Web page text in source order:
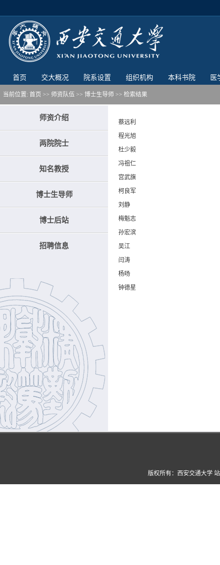
首页 交大概况 院系设置 组织机构 本科书院 医
当前位置: 首页 >> 师资队伍 >> 博士生导师 >> 检索结果
师资介绍
两院院士
知名教授
博士生导师
博士后站
招聘信息
蔡远利
程光旭
杜少毅
冯祖仁
宫武旗
柯良军
刘静
梅魁志
孙宏滨
吴江
闫涛
杨旸
钟德星
版权所有：西安交通大学